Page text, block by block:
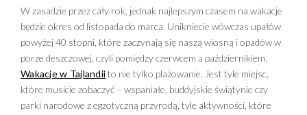
W zasadzie przez cały rok, jednak najlepszym czasem na wakacje
będzie okres od listopada do marca. Unikniecie wówczas upałów
powyżej 40 stopni, które zaczynają się naszą wiosną i opadów w
porze deszczowej, czyli pomiędzy czerwcem a październikiem.
Wakacje w Tajlandiito nie tylko plażowanie. Jest tyle miejsc,
które musicie zobaczyć – wspaniałe, buddyjskie świątynie czy
parki narodowe z egzotyczną przyrodą, tyle aktywności, które